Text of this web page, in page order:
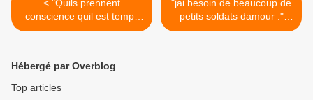
< "Quils prennent
conscience quil est temps
de défendre la vie."
"jai besoin de beaucoup de
petits soldats damour ."
(31/10/2006) La Vierge
Hébergé par Overblog
Top articles